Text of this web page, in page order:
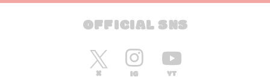
OFFICIAL SNS